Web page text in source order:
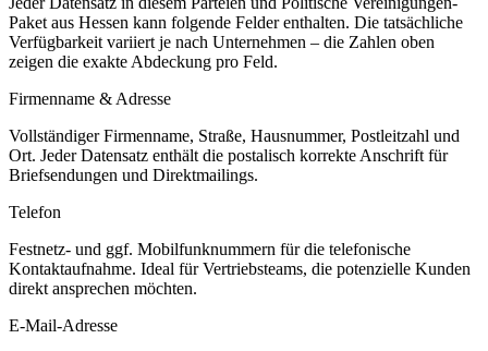
Paket aus Hessen kann folgende Felder enthalten. Die tatsächliche
Verfügbarkeit variiert je nach Unternehmen – die Zahlen oben
zeigen die exakte Abdeckung pro Feld.
Firmenname & Adresse
Vollständiger Firmenname, Straße, Hausnummer, Postleitzahl und
Ort. Jeder Datensatz enthält die postalisch korrekte Anschrift für
Briefsendungen und Direktmailings.
Telefon
Festnetz- und ggf. Mobilfunknummern für die telefonische
Kontaktaufnahme. Ideal für Vertriebsteams, die potenzielle Kunden
direkt ansprechen möchten.
E-Mail-Adresse